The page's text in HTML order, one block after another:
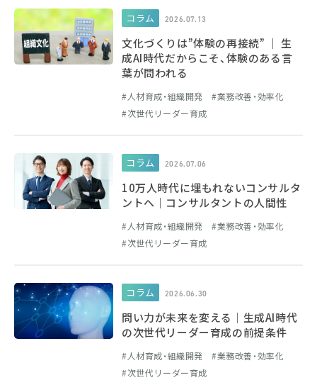
コラム 2026.07.13
文化づくりは”体験の再接続” ｜ 生
成AI時代だからこそ、体験のある言
葉が問われる
人材育成・組織開発
業務改善・効率化
次世代リーダー育成
コラム 2026.07.06
10万人時代に埋もれないコンサルタ
ントへ｜コンサルタントの人間性
人材育成・組織開発
業務改善・効率化
次世代リーダー育成
コラム 2026.06.30
問い力が未来を変える｜生成AI時代
の次世代リーダー育成の前提条件
人材育成・組織開発
業務改善・効率化
次世代リーダー育成